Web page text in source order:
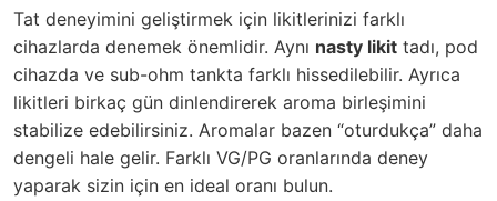
Tat deneyimini geliştirmek için likitlerinizi farklı
cihazlarda denemek önemlidir. Aynı nasty likit tadı, pod
cihazda ve sub-ohm tankta farklı hissedilebilir. Ayrıca
likitleri birkaç gün dinlendirerek aroma birleşimini
stabilize edebilirsiniz. Aromalar bazen “oturdukça” daha
dengeli hale gelir. Farklı VG/PG oranlarında deney
yaparak sizin için en ideal oranı bulun.